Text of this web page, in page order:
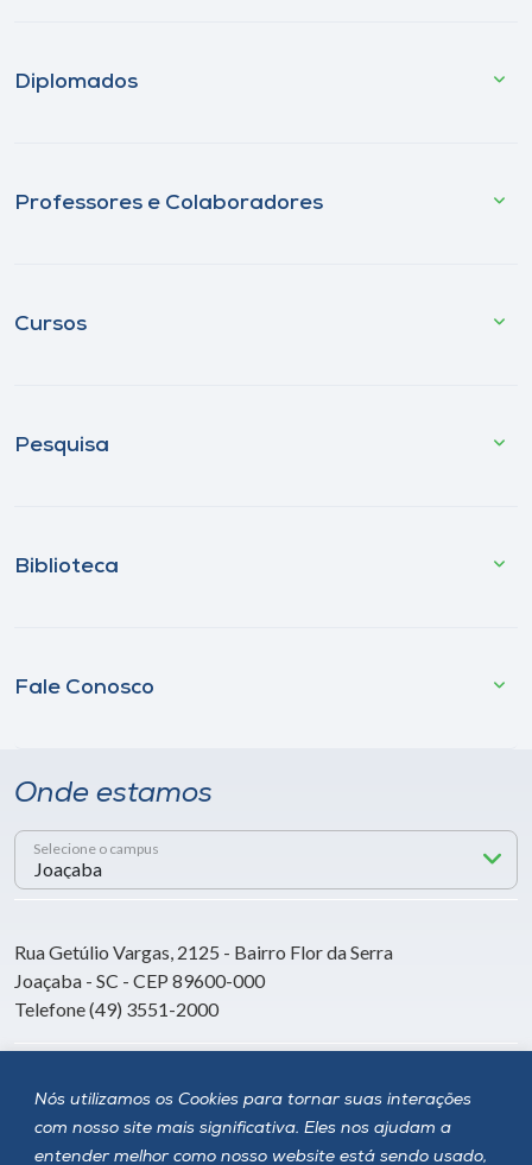
Nós utilizamos os Cookies para tornar suas interações
com nosso site mais significativa. Eles nos ajudam a
entender melhor como nosso website está sendo usado,
Diplomados
Professores e Colaboradores
Cursos
Pesquisa
Biblioteca
Fale Conosco
Onde estamos
Selecione o campus
Rua Getúlio Vargas, 2125 - Bairro Flor da Serra
Joaçaba - SC - CEP 89600-000
Telefone (49) 3551-2000
Siga a Unoesc